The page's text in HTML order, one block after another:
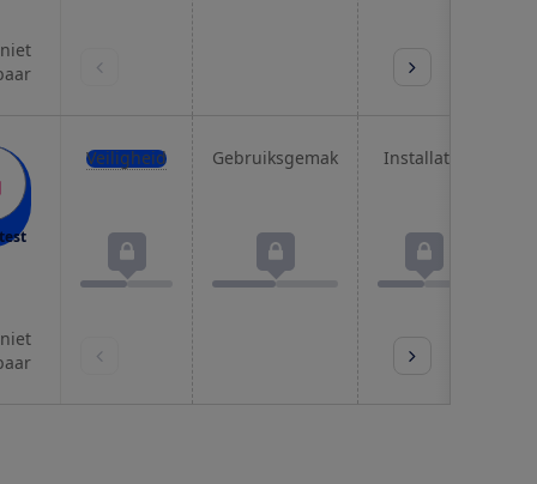
Veiligheid Gebruiksgemak Installatie